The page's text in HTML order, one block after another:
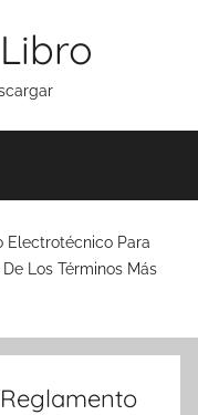
Electrotécnico Para
Los Términos Más